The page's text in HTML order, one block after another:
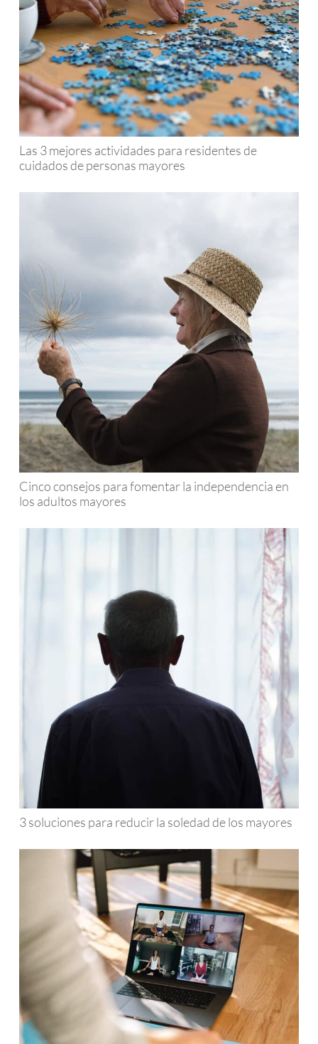
Las 3 mejores actividades para residentes de
cuidados de personas mayores
Cinco consejos para fomentar la independencia en
los adultos mayores
3 soluciones para reducir la soledad de los mayores